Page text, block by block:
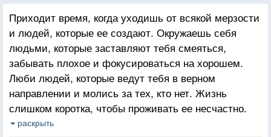
Приходит время, когда уходишь от всякой мерзости
и людей, которые ее создают. Окружаешь себя
людьми, которые заставляют тебя смеяться,
забывать плохое и фокусироваться на хорошем.
Люби людей, которые ведут тебя в верном
направлении и молись за тех, кто нет. Жизнь
слишком коротка, чтобы проживать ее несчастно.
Падение - это часть жизни, но восстание - сама
раскрыть